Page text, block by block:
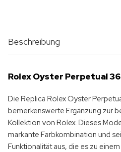
Beschreibung
Rolex Oyster Perpetual
Die Replica Rolex Oyster
bemerkenswerte Ergänzung zur
Kollektion von Rolex. Dieses
markante Farbkombination und
Funktionalität aus, die es zu